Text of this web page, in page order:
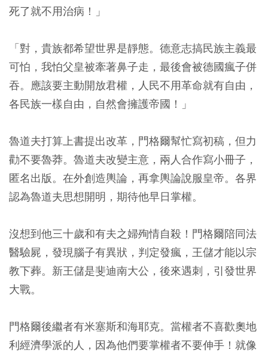
死了就不用治病！」
「對，貴族都希望世界是靜態。德意志搞民族主義最
可怕，我怕父皇被牽著鼻子走，最後會被德國瘋子併
吞。應該要主動開放君權，人民不用革命就有自由，
各民族一樣自由，自然會擁護帝國！」
魯道夫打算上書提出改革，門格爾幫忙寫初稿，但力
勸不要魯莽。魯道夫改變主意，兩人合作寫小冊子，
匿名出版。在外創造輿論，再拿輿論說服皇帝。各界
認為魯道夫思想開明，期待他早日掌權。
沒想到他三十歲和有夫之婦殉情自殺！門格爾陪同法
醫驗屍，發現腦子有異狀，判定發瘋，王儲才能以宗
教下葬。新王儲是斐迪南大公，後來遇刺，引發世界
大戰。
門格爾後繼者有米塞斯和海耶克。當權者不喜歡奧地
利經濟學派的人，因為他們要掌權者不要伸手！就像